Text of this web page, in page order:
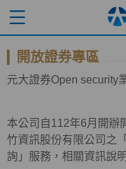
開放證券專區
元大證券Open security
本公司自112年6月開辦
竹資訊股份有限公司之
詢」服務，相關資訊說